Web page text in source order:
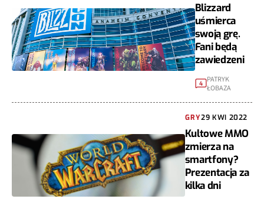
Blizzard
uśmierca
swoją grę.
Fani będą
zawiedzeni
4
PATRYK
ŁOBAZA
GRY29 KWI 2022
Kultowe MMO
zmierza na
smartfony?
Prezentacja za
kilka dni